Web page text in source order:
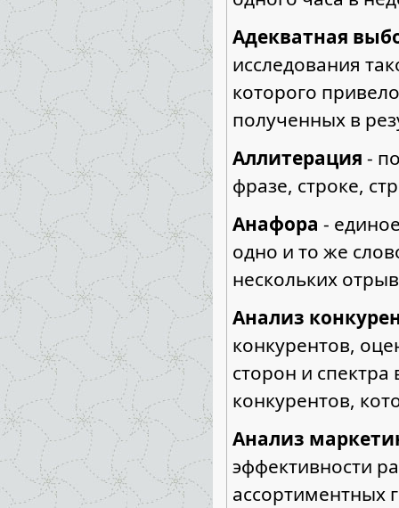
Адекватная
исследования
которого
полученных в
Аллитерация -
фразе, строке,
Анафора -
одно и то же
нескольких
Анализ
конкурентов,
сторон и
конкурентов,
Анализ
эффективности
ассортиментных